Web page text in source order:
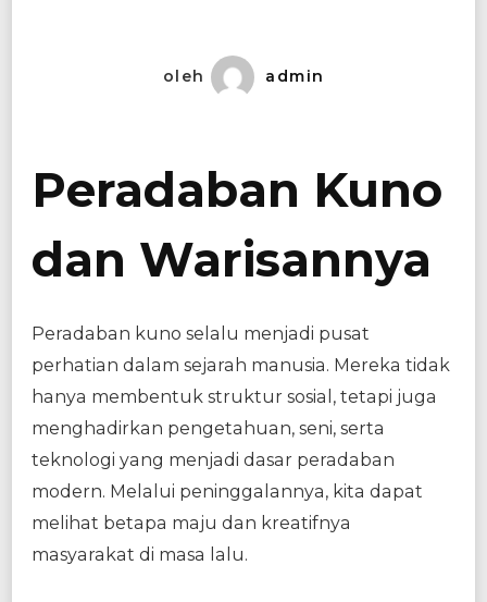
oleh admin
Peradaban Kuno
dan Warisannya
Peradaban kuno selalu menjadi pusat
perhatian dalam sejarah manusia. Mereka tidak
hanya membentuk struktur sosial, tetapi juga
menghadirkan pengetahuan, seni, serta
teknologi yang menjadi dasar peradaban
modern. Melalui peninggalannya, kita dapat
melihat betapa maju dan kreatifnya
masyarakat di masa lalu.